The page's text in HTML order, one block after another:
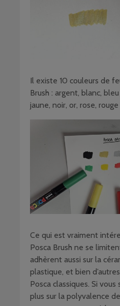
Il existe 10 couleurs de
Brush : argent, blanc,
jaune, noir, or, rose,
Ce qui est vraiment
Posca Brush ne se
adhèrent aussi sur la
plastique, et bien
Posca classiques. Si
plus sur la polyvalence